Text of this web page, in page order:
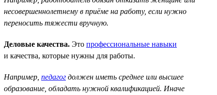
несовершеннолетнему в приёме на работу, если нужно
переносить тяжести вручную.
Деловые качества. Это профессиональные навыки
и качества, которые нужны для работы.
Например, педагог должен иметь среднее или высшее
образование, обладать нужной квалификацией. Иначе